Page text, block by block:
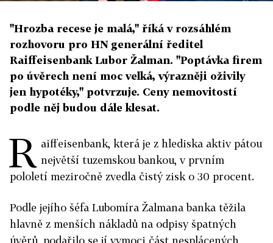
"Hrozba recese je malá," říká v rozsáhlém
rozhovoru pro HN generální ředitel
Raiffeisenbank Lubor Žalman. "Poptávka firem
po úvěrech není moc velká, výrazněji oživily
jen hypotéky," potvrzuje. Ceny nemovitostí
podle něj budou dále klesat.
R aiffeisenbank, která je z hlediska aktiv pátou
největší tuzemskou bankou, v prvním
pololetí meziročně zvedla čistý zisk o 30 procent.
Podle jejího šéfa Lubomíra Žalmana banka těžila
hlavně z menších nákladů na odpisy špatných
úvěrů, podařilo se jí vymoci část nesplácených